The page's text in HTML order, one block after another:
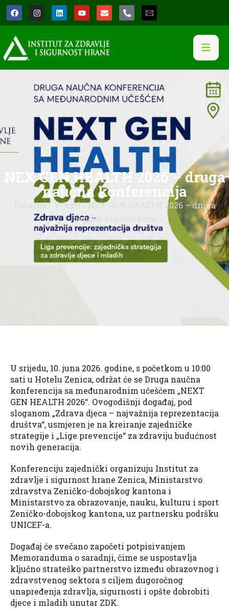
NEX GEN HEALTH 2026 – druga
naučna konferencija
Početna/ Vijesti/ NEX GEN HEALTH 2026 – druga
naučna konferencija
​U srijedu, 10. juna 2026. godine, s početkom u 10:00
sati u Hotelu Zenica, održat će se Druga naučna
konferencija sa međunarodnim učešćem „NEXT
GEN HEALTH 2026“. Ovogodišnji događaj, pod
sloganom „Zdrava djeca – najvažnija reprezentacija
društva“, usmjeren je na kreiranje zajedničke
strategije i „Lige prevencije“ za zdraviju budućnost
novih generacija.
Konferenciju zajednički organizuju Institut za
zdravlje i sigurnost hrane Zenica, Ministarstvo
zdravstva Zeničko-dobojskog kantona i
Ministarstvo za obrazovanje, nauku, kulturu i sport
Zeničko-dobojskog kantona, uz partnersku podršku
UNICEF-a.
Događaj će svečano započeti potpisivanjem
Memoranduma o saradnji, čime se uspostavlja
ključno strateško partnerstvo između obrazovnog i
zdravstvenog sektora s ciljem dugoročnog
unapređenja zdravlja, sigurnosti i opšte dobrobiti
djece i mladih unutar ZDK.